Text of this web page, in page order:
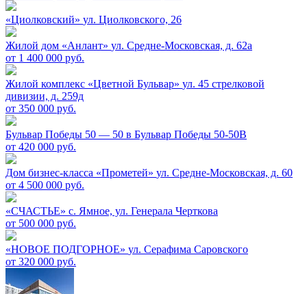
«Циолковский» ул. Циолковского, 26
Жилой дом «Анлант» ул. Средне-Московская, д. 62а
от 1 400 000 руб.
Жилой комплекс «Цветной Бульвар» ул. 45 стрелковой
дивизии, д. 259д
от 350 000 руб.
Бульвар Победы 50 — 50 в Бульвар Победы 50-50В
от 420 000 руб.
Дом бизнес-класса «Прометей» ул. Средне-Московская, д. 60
от 4 500 000 руб.
«СЧАСТЬЕ» c. Ямное, ул. Генерала Черткова
от 500 000 руб.
«НОВОЕ ПОДГОРНОЕ» ул. Серафима Саровского
от 320 000 руб.